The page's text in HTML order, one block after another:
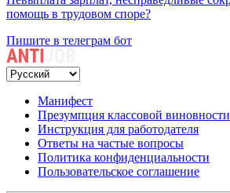
помощь в трудовом споре?
Пишите в телеграм бот
Манифест
Презумпция классовой виновности
Инструкция для работодателя
Ответы на частые вопросы
Политика конфиденциальности
Пользовательское соглашение